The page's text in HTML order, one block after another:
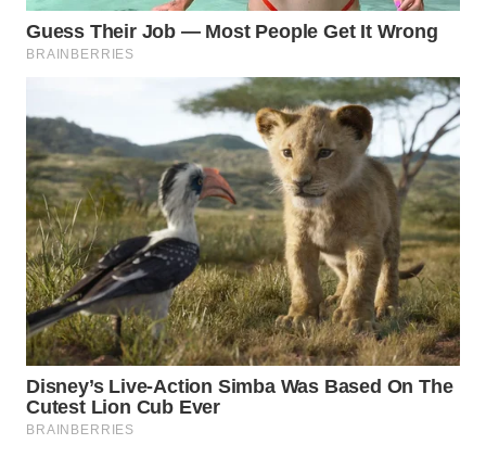
Wahana
Media
Group
NEWS
WAHANA
TANI
WAHANA
ADVOKAT
WAHANA
INFRASTRUKTUR
WAHANA